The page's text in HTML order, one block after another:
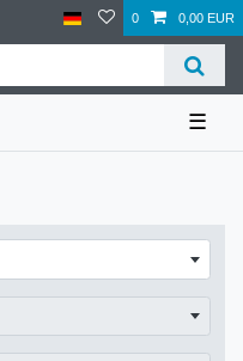
0 0,00 EUR
☰